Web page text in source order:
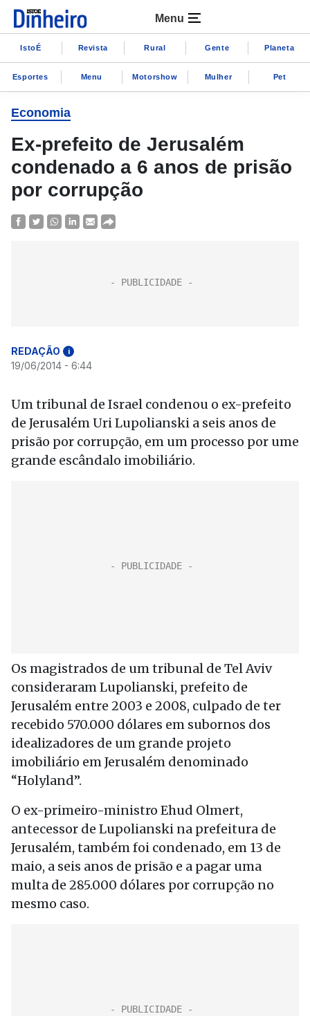
Menu
IstoÉ Revista Rural Gente Planeta
Esportes Menu Motorshow Mulher Pet
Economia
Ex-prefeito de Jerusalém
condenado a 6 anos de prisão
por corrupção
REDAÇÃO i
19/06/2014 - 6:44
Um tribunal de Israel condenou o ex-prefeito
de Jerusalém Uri Lupolianski a seis anos de
prisão por corrupção, em um processo por ume
grande escândalo imobiliário.
Os magistrados de um tribunal de Tel Aviv
consideraram Lupolianski, prefeito de
Jerusalém entre 2003 e 2008, culpado de ter
recebido 570.000 dólares em subornos dos
idealizadores de um grande projeto
imobiliário em Jerusalém denominado
“Holyland”.
O ex-primeiro-ministro Ehud Olmert,
antecessor de Lupolianski na prefeitura de
Jerusalém, também foi condenado, em 13 de
maio, a seis anos de prisão e a pagar uma
multa de 285.000 dólares por corrupção no
mesmo caso.